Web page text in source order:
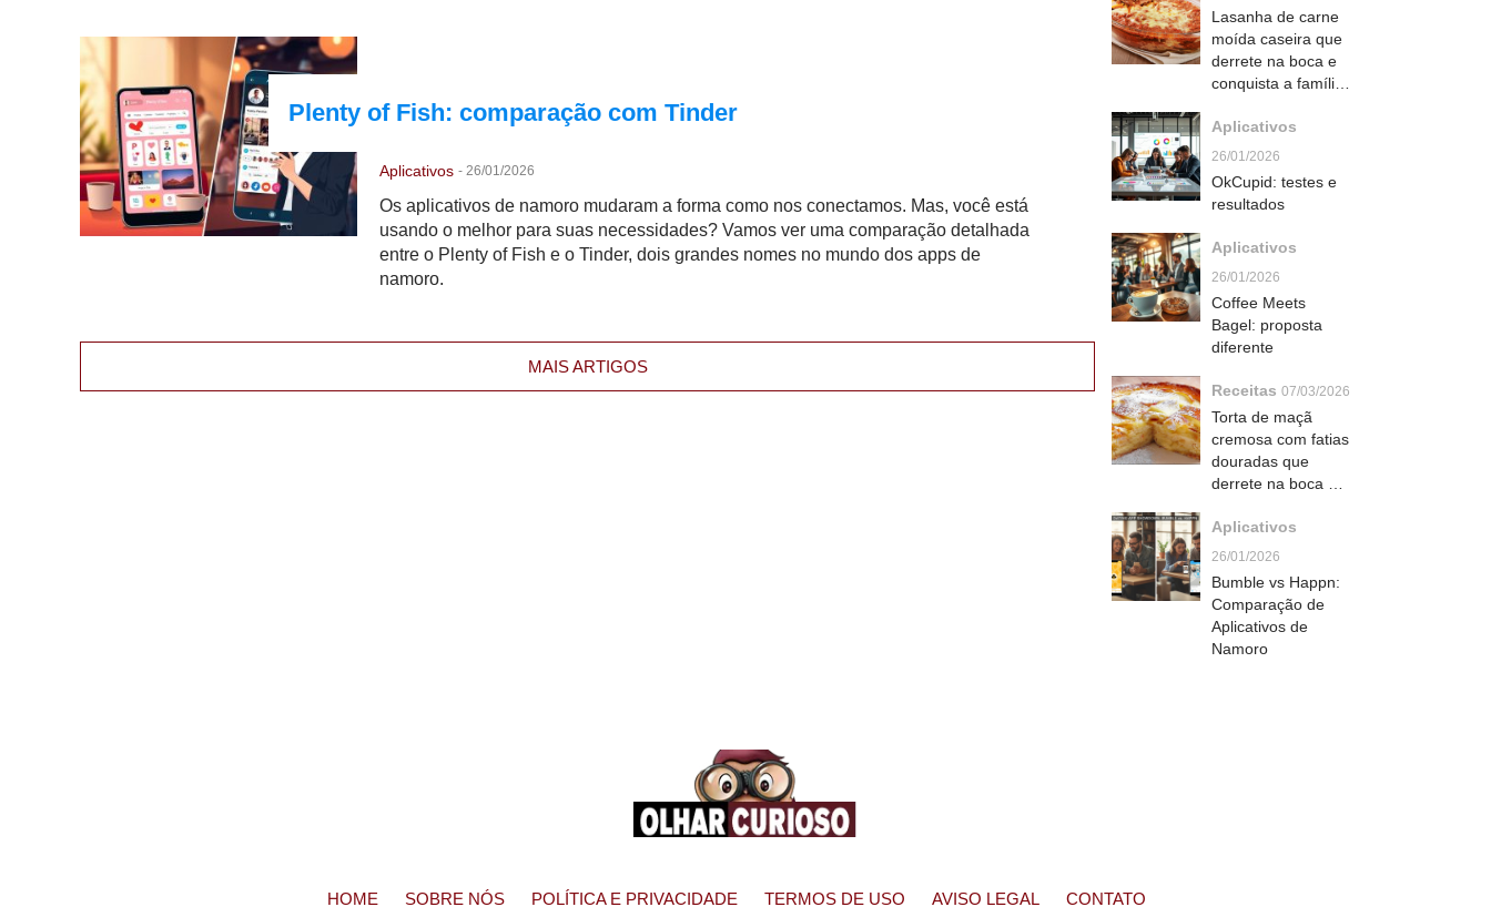
Plenty of Fish: comparação com Tinder
Aplicativos - 26/01/2026
Os aplicativos de namoro mudaram a forma como nos conectamos. Mas, você está
usando o melhor para suas necessidades? Vamos ver uma comparação detalhada
entre o Plenty of Fish e o Tinder, dois grandes nomes no mundo dos apps de
namoro.
MAIS ARTIGOS
Lasanha de carne
moída caseira que
derrete na boca e
conquista a família
Aplicativos
26/01/2026
OkCupid: testes e
resultados
Aplicativos
26/01/2026
Coffee Meets
Bagel: proposta
diferente
Receitas 07/03/2026
Torta de maçã
cremosa com fatias
douradas que
derrete na boca e
confeitaria francesa
Aplicativos
26/01/2026
Bumble vs Happn:
Comparação de
Aplicativos de
Namoro
HOME SOBRE NÓS POLÍTICA E PRIVACIDADE TERMOS DE USO AVISO LEGAL CONTATO